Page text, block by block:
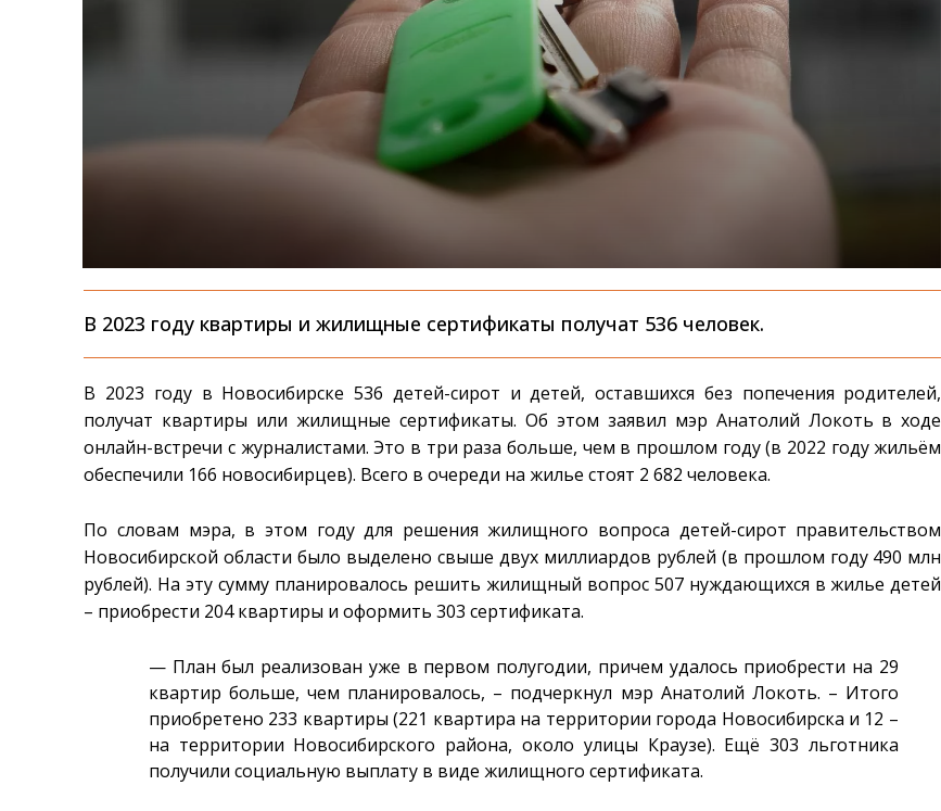
В 2023 году квартиры и жилищные сертификаты получат 536 человек.
В 2023 году в Новосибирске 536 детей-сирот и детей, оставшихся без попечения родителей,
получат квартиры или жилищные сертификаты. Об этом заявил мэр Анатолий Локоть в ходе
онлайн-встречи с журналистами. Это в три раза больше, чем в прошлом году (в 2022 году жильём
обеспечили 166 новосибирцев). Всего в очереди на жилье стоят 2 682 человека.
По словам мэра, в этом году для решения жилищного вопроса детей-сирот правительством
Новосибирской области было выделено свыше двух миллиардов рублей (в прошлом году 490 млн
рублей). На эту сумму планировалось решить жилищный вопрос 507 нуждающихся в жилье детей
– приобрести 204 квартиры и оформить 303 сертификата.
— План был реализован уже в первом полугодии, причем удалось приобрести на 29
квартир больше, чем планировалось, – подчеркнул мэр Анатолий Локоть. – Итого
приобретено 233 квартиры (221 квартира на территории города Новосибирска и 12 –
на территории Новосибирского района, около улицы Краузе). Ещё 303 льготника
получили социальную выплату в виде жилищного сертификата.